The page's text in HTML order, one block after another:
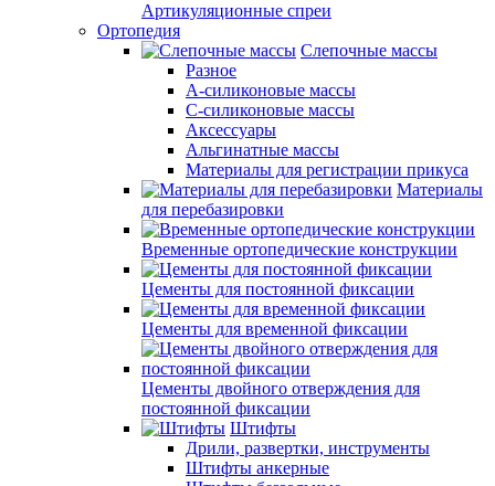
Артикуляционные спреи
Ортопедия
Слепочные массы
Разное
А-силиконовые массы
С-силиконовые массы
Аксессуары
Альгинатные массы
Материалы для регистрации прикуса
Материалы
для перебазировки
Временные ортопедические конструкции
Цементы для постоянной фиксации
Цементы для временной фиксации
Цементы двойного отверждения для
постоянной фиксации
Штифты
Дрили, развертки, инструменты
Штифты анкерные